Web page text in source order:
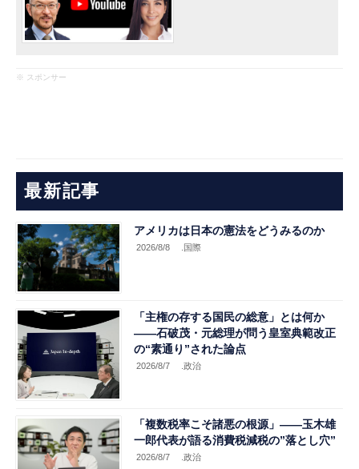
※ スポンサー
最新記事
アメリカは日本の憲法をどうみるのか
2026/8/8 .国際
「主権の存する国民の総意」とは何か
――石破茂・元総理が問う皇室典範改正
の“素通り”された論点
2026/8/7 .政治
「複数税率こそ諸悪の根源」――玉木雄
一郎代表が語る消費税減税の”落とし穴”
2026/8/7 .政治